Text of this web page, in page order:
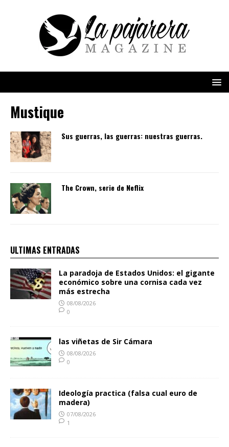
Mustique
Sus guerras, las guerras: nuestras guerras.
The Crown, serie de Neflix
ULTIMAS ENTRADAS
La paradoja de Estados Unidos: el gigante
económico sobre una cornisa cada vez
más estrecha
08/08/2026
0
las viñetas de Sir Cámara
08/08/2026
0
Ideología practica (falsa cual euro de
madera)
07/08/2026
1